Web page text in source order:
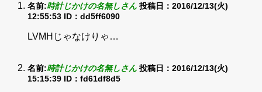
名前:時計じかけの名無しさん 投稿日：2016/12/13(火)
12:55:53 ID：dd5ff6090
LVMHじゃなけりゃ…
名前:時計じかけの名無しさん 投稿日：2016/12/13(火)
15:15:39 ID：fd61df8d5